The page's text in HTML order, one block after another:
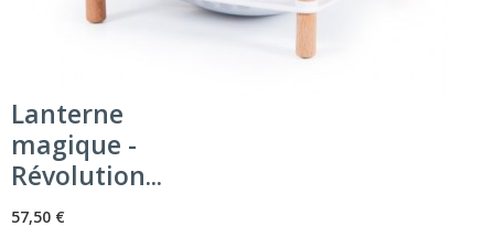
Lanterne
magique -
Révolution...
57,50 €